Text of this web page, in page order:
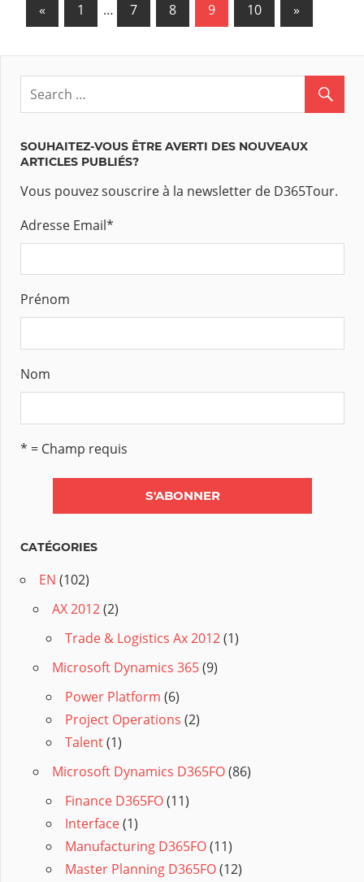
Navigation
des
articles
« Previous
Posts
1 … 7 8 9 10
Next
Posts
»
SOUHAITEZ-VOUS ÊTRE AVERTI DES NOUVEAUX
ARTICLES PUBLIÉS?
Vous pouvez souscrire à la newsletter de D365Tour.
Adresse Email*
Prénom
Nom
* = Champ requis
CATÉGORIES
EN (102)
AX 2012(2)
Trade & Logistics Ax 2012(1)
Microsoft Dynamics 365(9)
Power Platform (6)
Project Operations (2)
Talent(1)
Microsoft Dynamics D365FO(86)
Finance D365FO(11)
Interface(1)
Manufacturing D365FO(11)
Master Planning D365FO(12)